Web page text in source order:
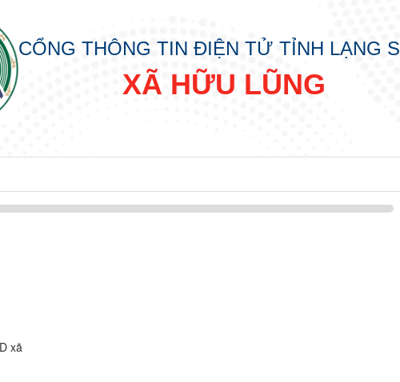
CỔNG THÔNG TIN ĐIỆN TỬ TỈNH LẠNG
XÃ HỮU LŨNG
xã